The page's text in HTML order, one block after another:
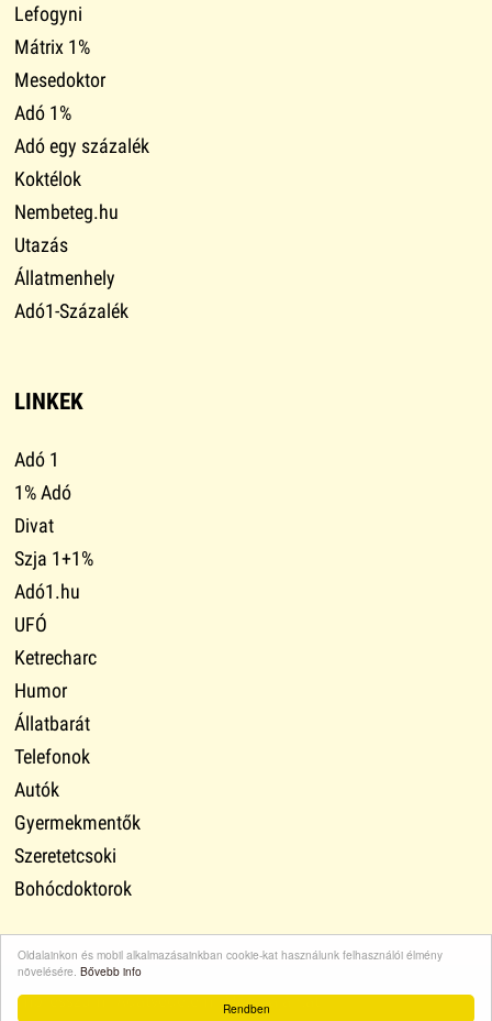
Rendben
Oldalainkon és mobil alkalmazásainkban cookie-kat használunk felhasználói élmény
növelésére. Bővebb info
Lefogyni
Mátrix 1%
Mesedoktor
Adó 1%
Adó egy százalék
Koktélok
Nembeteg.hu
Utazás
Állatmenhely
Adó1-Százalék
LINKEK
Adó 1
1% Adó
Divat
Szja 1+1%
Adó1.hu
UFÓ
Ketrecharc
Humor
Állatbarát
Telefonok
Autók
Gyermekmentők
Szeretetcsoki
Bohócdoktorok
Impresszum·Adatvédelem·Médiaajánlat·